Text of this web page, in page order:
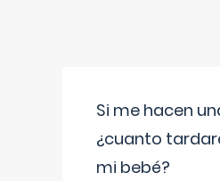
Si me hacen
¿cuanto
mi bebé?